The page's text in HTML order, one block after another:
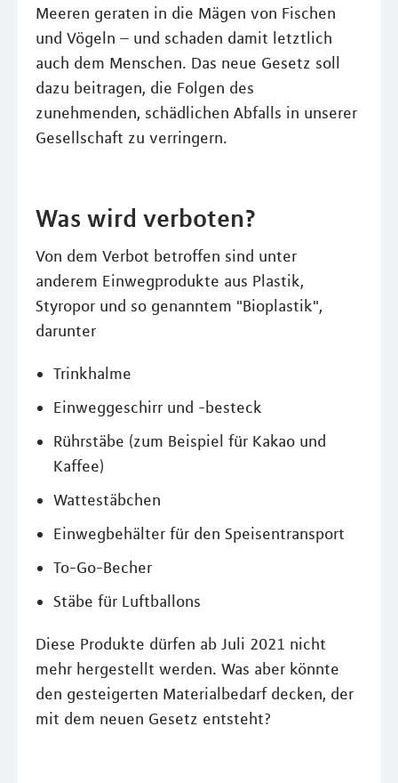
Meeren geraten in die Mägen von Fischen
und Vögeln – und schaden damit letztlich
auch dem Menschen. Das neue Gesetz soll
dazu beitragen, die Folgen des
zunehmenden, schädlichen Abfalls in unserer
Gesellschaft zu verringern.
Was wird verboten?
Von dem Verbot betroffen sind unter
anderem Einwegprodukte aus Plastik,
Styropor und so genanntem "Bioplastik",
darunter
Trinkhalme
Einweggeschirr und -besteck
Rührstäbe (zum Beispiel für Kakao und
Kaffee)
Wattestäbchen
Einwegbehälter für den Speisentransport
To-Go-Becher
Stäbe für Luftballons
Diese Produkte dürfen ab Juli 2021 nicht
mehr hergestellt werden. Was aber könnte
den gesteigerten Materialbedarf decken, der
mit dem neuen Gesetz entsteht?